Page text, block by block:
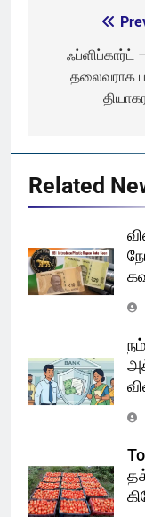
navigation
ஃப்ளிப்கார்ட் –
தலைவராக
Related